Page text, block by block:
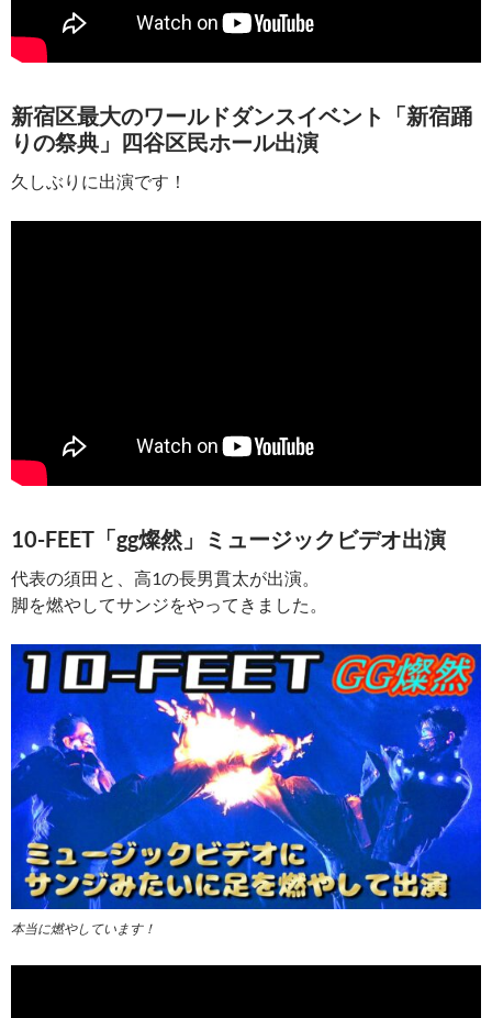
新宿区最大のワールドダンスイベント「新宿踊
りの祭典」四谷区民ホール出演
久しぶりに出演です！
10-FEET「gg燦然」ミュージックビデオ出演
代表の須田と、高1の長男貫太が出演。
脚を燃やしてサンジをやってきました。
本当に燃やしています！